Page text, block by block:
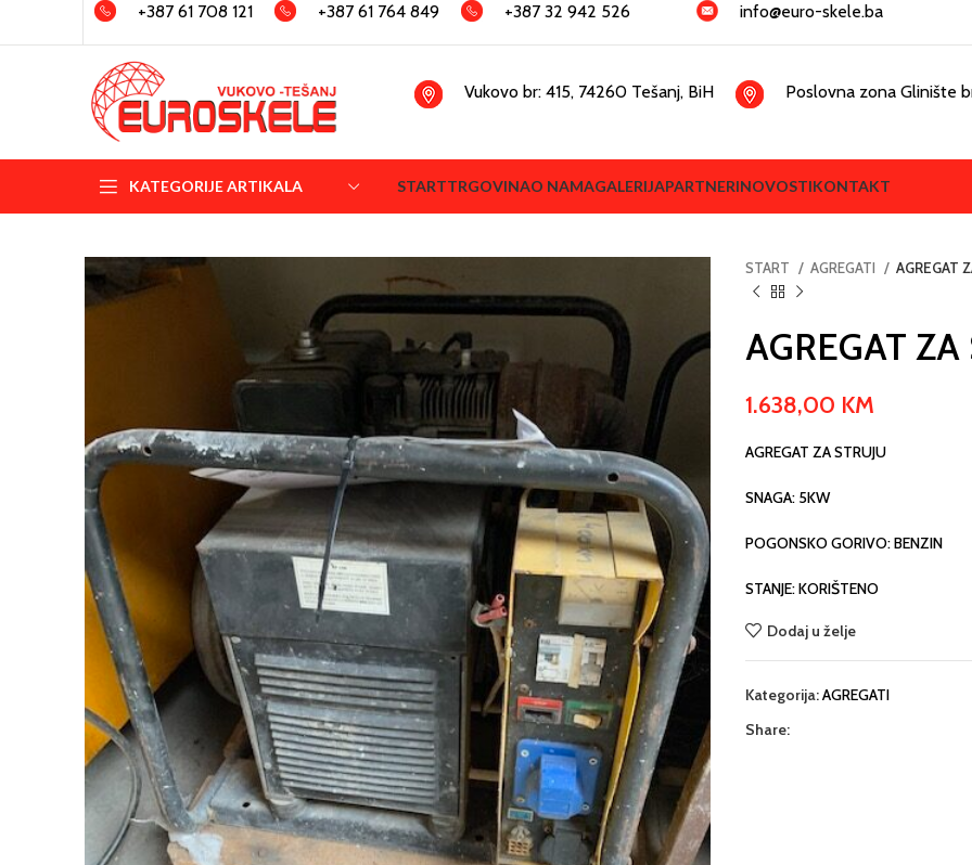
+387 61 708 121 +387 61 764 849 +387 32 942 526 info@euro-skele.ba
Vukovo br: 415, 74260 Tešanj, BiH Poslovna zona Glinište
KATEGORIJE ARTIKALA STARTTRGOVINAO NAMAGALERIJAPARTNERINOVOSTIKONTAKT
START AGREGATI AGREGAT
AGREGAT ZA
1.638,00 KM
AGREGAT ZA STRUJU
SNAGA: 5KW
POGONSKO GORIVO: BENZIN
STANJE: KORIŠTENO
Dodaj u želje
Kategorija:AGREGATI
Share: